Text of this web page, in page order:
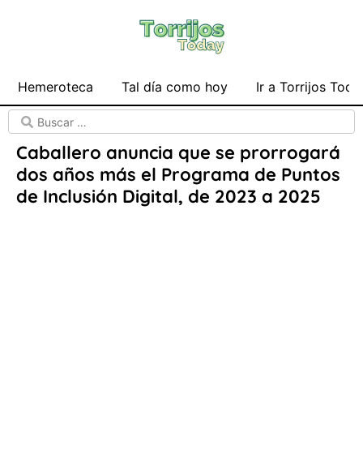
Hemeroteca Tal día como hoy Ir a Torrijos
Caballero anuncia que se prorrogará
dos años más el Programa de Puntos
de Inclusión Digital, de 2023 a 2025